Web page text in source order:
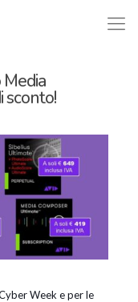
Media
sconto!
Week e per le